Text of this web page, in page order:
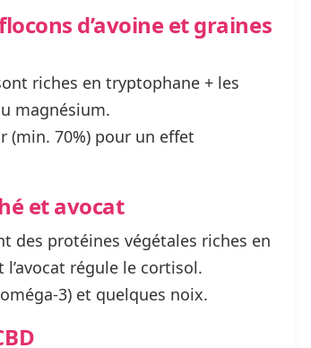
d’avoine et graines
riches en tryptophane + les
magnésium.
(min. 70%) pour un effet
et avocat
des protéines végétales riches en
régule le cortisol.
3) et quelques noix.